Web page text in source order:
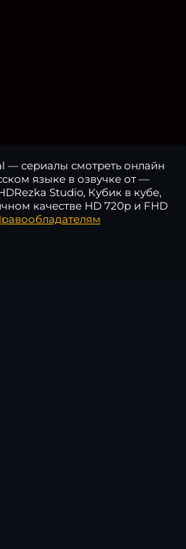
— сериалы смотреть онлайн
языке в озвучке от —
Studio, Кубик в кубе,
качестве HD 720p и FHD